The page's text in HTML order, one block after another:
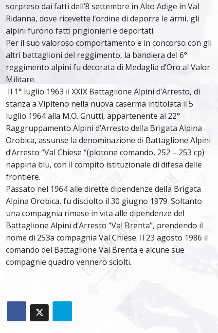
sorpreso dai fatti dell’8 settembre in Alto Adige in Val
Ridanna, dove ricevette l’ordine di deporre le armi, gli
alpini furono fatti prigionieri e deportati.
Per il suo valoroso comportamento e in concorso con gli
altri battaglioni del reggimento, la bandiera del 6°
reggimento alpini fu decorata di Medaglia d’Oro al Valor
Militare.
Il 1° luglio 1963 il XXIX Battaglione Alpini d’Arresto, di
stanza a Vipiteno nella nuova caserma intitolata il 5
luglio 1964 alla M.O. Gnutti, appartenente al 22°
Raggruppamento Alpini d’Arresto della Brigata Alpina
Orobica, assunse la denominazione di Battaglione Alpini
d’Arresto “Val Chiese “(plotone comando, 252 – 253 cp)
nappina blu, con il compito istituzionale di difesa delle
frontiere.
Passato nel 1964 alle dirette dipendenze della Brigata
Alpina Orobica, fu disciolto il 30 giugno 1979. Soltanto
una compagnia rimase in vita alle dipendenze del
Battaglione Alpini d’Arresto “Val Brenta”, prendendo il
nome di 253a compagnia Val Chiese. Il 23 agosto 1986 il
comando del Battaglione Val Brenta e alcune sue
compagnie quadro vennero sciolti.